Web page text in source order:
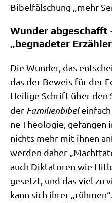
Bibel­fäl­schung „mehr
Wunder abgeschafft
„begnadeter
Die Wun­der, das
das der Beweis für der
Hei­li­ge Schrift über den
der Fami­li­en­bi­bel
ne Theo­lo­gie, gefan­gen
nichts mehr mit ihnen
wer­den daher
auch Dik­ta­to­ren wie
gesetzt, und das viel zu
kann sich ihrer